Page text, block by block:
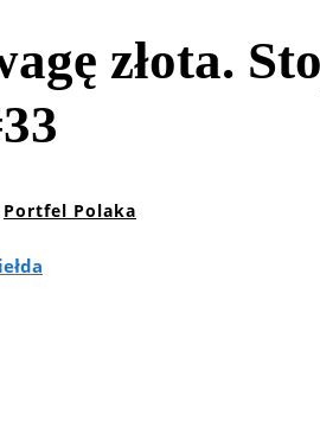
złota.
Portfel Polaka